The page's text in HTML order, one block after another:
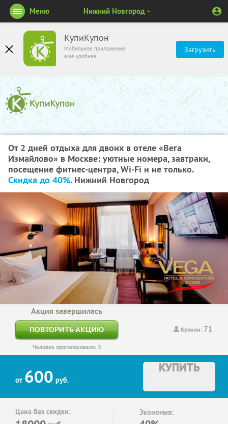
КупиКупон
Мобильное приложение
ещё удобнее
Загрузить
Меню Нижний Новгород
От 2 дней отдыха для двоих в отеле «Вега
Измайлово» в Москве: уютные номера, завтраки,
посещение фитнес-центра, Wi-Fi и не только.
Скидка до 40%. Нижний Новгород
Купили: 71
Акция завершилась
ПОВТОРИТЬ АКЦИЮ
Человек проголосовало: 3
от 600 руб.
КУПИТЬ
Цена без скидки: Экономия: